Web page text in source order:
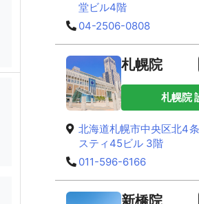
堂ビル4階
04-2506-0808
札幌院
札幌院
北海道札幌市中央区北4
スティ45ビル 3階
011-596-6166
新橋院